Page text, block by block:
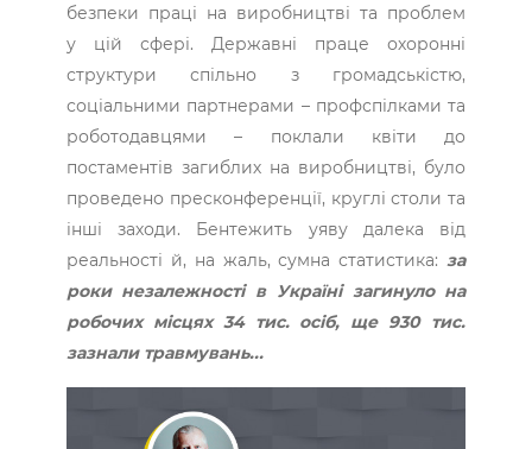
безпеки праці на виробництві та проблем
у цій сфері. Державні праце охоронні
структури спільно з громадськістю,
соціальними партнерами – профспілками та
роботодавцями – поклали квіти до
постаментів загиблих на виробництві, було
проведено пресконференції, круглі столи та
інші заходи. Бентежить уяву далека від
реальності й, на жаль, сумна статистика:за
роки незалежності в Україні загинуло на
робочих місцях 34 тис. осіб, ще 930 тис.
зазнали травмувань...